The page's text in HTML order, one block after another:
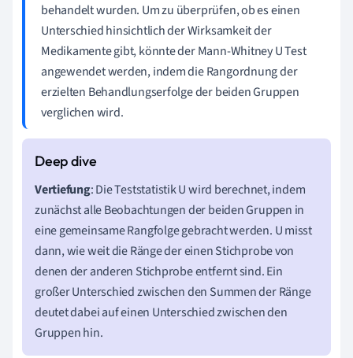
behandelt wurden. Um zu überprüfen, ob es einen
Unterschied hinsichtlich der Wirksamkeit der
Medikamente gibt, könnte der Mann-Whitney U Test
angewendet werden, indem die Rangordnung der
erzielten Behandlungserfolge der beiden Gruppen
verglichen wird.
Vertiefung: Die Teststatistik U wird berechnet, indem
zunächst alle Beobachtungen der beiden Gruppen in
eine gemeinsame Rangfolge gebracht werden. U misst
dann, wie weit die Ränge der einen Stichprobe von
denen der anderen Stichprobe entfernt sind. Ein
großer Unterschied zwischen den Summen der Ränge
deutet dabei auf einen Unterschied zwischen den
Gruppen hin.